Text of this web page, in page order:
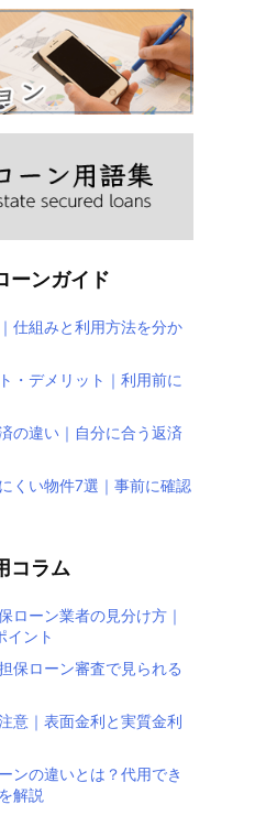
ーンガイド
仕組みと利用方法を分か
・デメリット｜利用前に
の違い｜自分に合う返済
くい物件7選｜事前に確認
コラム
ローン業者の見分け方｜
イント
保ローン審査で見られる
意｜表面金利と実質金利
ンの違いとは？代用でき
解説